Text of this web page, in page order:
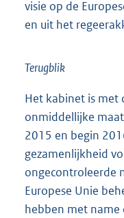
visie op de
en uit het
Terugblik
Het kabinet is met
onmiddellijke
2015 en begin
gezamenlijkheid
ongecontroleerde
Europese Unie
hebben met name